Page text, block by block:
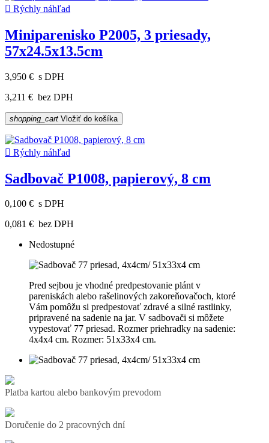
 Rýchly náhľad
Miniparenisko P2005, 3 priesady,
57x24.5x13.5cm
3,950 € s DPH
3,211 € bez DPH
shopping_cart Vložiť do košíka
 Rýchly náhľad
Sadbovač P1008, papierový, 8 cm
0,100 € s DPH
0,081 € bez DPH
Nedostupné
Pred sejbou je vhodné predpestovanie plánt v
pareniskách alebo rašelinových zakoreňovačoch, ktoré
Vám pomôžu si predpestovať zdravé a silné rastlinky,
pripravené na sadenie na jar. V sadbovači si môžete
vypestovať 77 priesad. Rozmer priehradky na sadenie:
4x4x4 cm. Rozmer: 51x33x4 cm.
Platba kartou alebo bankovým prevodom
Doručenie do 2 pracovných dní